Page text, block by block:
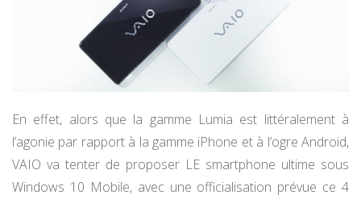
En effet, alors que la gamme Lumia est littéralement à
l’agonie par rapport à la gamme iPhone et à l’ogre Android,
VAIO va tenter de proposer LE smartphone ultime sous
Windows 10 Mobile, avec une officialisation prévue ce 4